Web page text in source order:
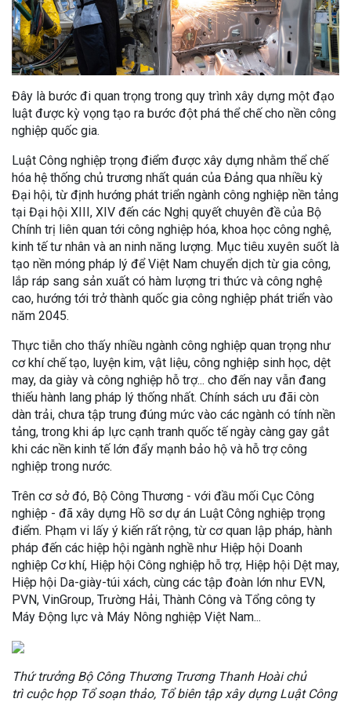
Đây là bước đi quan trọng trong quy trình xây dựng một đạo
luật được kỳ vọng tạo ra bước đột phá thể chế cho nền công
nghiệp quốc gia.
Luật Công nghiệp trọng điểm được xây dựng nhằm thể chế
hóa hệ thống chủ trương nhất quán của Đảng qua nhiều kỳ
Đại hội, từ định hướng phát triển ngành công nghiệp nền tảng
tại Đại hội XIII, XIV đến các Nghị quyết chuyên đề của Bộ
Chính trị liên quan tới công nghiệp hóa, khoa học công nghệ,
kinh tế tư nhân và an ninh năng lượng. Mục tiêu xuyên suốt là
tạo nền móng pháp lý để Việt Nam chuyển dịch từ gia công,
lắp ráp sang sản xuất có hàm lượng tri thức và công nghệ
cao, hướng tới trở thành quốc gia công nghiệp phát triển vào
năm 2045.
Thực tiễn cho thấy nhiều ngành công nghiệp quan trọng như
cơ khí chế tạo, luyện kim, vật liệu, công nghiệp sinh học, dệt
may, da giày và công nghiệp hỗ trợ... cho đến nay vẫn đang
thiếu hành lang pháp lý thống nhất. Chính sách ưu đãi còn
dàn trải, chưa tập trung đúng mức vào các ngành có tính nền
tảng, trong khi áp lực cạnh tranh quốc tế ngày càng gay gắt
khi các nền kinh tế lớn đẩy mạnh bảo hộ và hỗ trợ công
nghiệp trong nước.
Trên cơ sở đó, Bộ Công Thương - với đầu mối Cục Công
nghiệp - đã xây dựng Hồ sơ dự án Luật Công nghiệp trọng
điểm. Phạm vi lấy ý kiến rất rộng, từ cơ quan lập pháp, hành
pháp đến các hiệp hội ngành nghề như Hiệp hội Doanh
nghiệp Cơ khí, Hiệp hội Công nghiệp hỗ trợ, Hiệp hội Dệt may,
Hiệp hội Da-giày-túi xách, cùng các tập đoàn lớn như EVN,
PVN, VinGroup, Trường Hải, Thành Công và Tổng công ty
Máy Động lực và Máy Nông nghiệp Việt Nam...
Thứ trưởng Bộ Công Thương Trương Thanh Hoài chủ
trì cuộc họp Tổ soạn thảo, Tổ biên tập xây dựng Luật Công